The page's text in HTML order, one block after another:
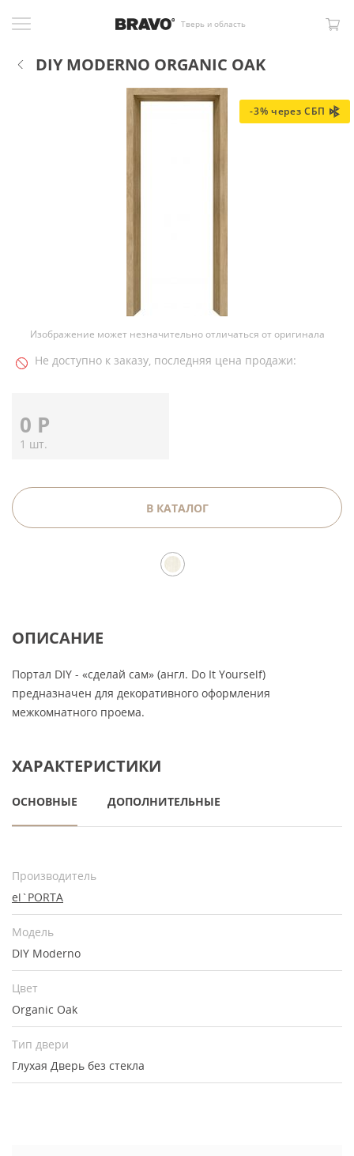
Тверь и область
DIY MODERNO ORGANIC OAK
-3% через СБП
Изображение может незначительно отличаться от оригинала
Не доступно к заказу, последняя цена продажи:
0 Р
1 шт.
В КАТАЛОГ
ОПИСАНИЕ
Портал DIY - «сделай сам» (англ. Do It Yourself)
предназначен для декоративного оформления
межкомнатного проема.
ХАРАКТЕРИСТИКИ
ОСНОВНЫЕ ДОПОЛНИТЕЛЬНЫЕ
Производитель
el`PORTA
Модель
DIY Moderno
Цвет
Organic Oak
Тип двери
Глухая Дверь без стекла